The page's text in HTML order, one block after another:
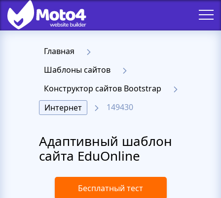
Главная
Шаблоны сайтов
Конструктор сайтов Bootstrap
Интернет
149430
Адаптивный шаблон
сайта EduOnline
Бесплатный тест